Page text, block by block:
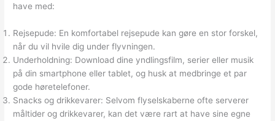
have med:
Rejsepude: En komfortabel rejsepude kan gøre en stor forskel,
når du vil hvile dig under flyvningen.
Underholdning: Download dine yndlingsfilm, serier eller musik
på din smartphone eller tablet, og husk at medbringe et par
gode høretelefoner.
Snacks og drikkevarer: Selvom flyselskaberne ofte serverer
måltider og drikkevarer, kan det være rart at have sine egne